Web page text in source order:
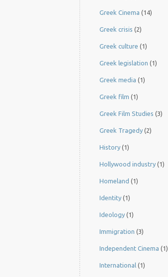
Greek Cinema (14)
Greek crisis (2)
Greek culture (1)
Greek legislation (1)
Greek media (1)
Greek film (1)
Greek Film Studies (3)
Greek Tragedy (2)
History (1)
Hollywood industry (1)
Homeland (1)
Identity (1)
Ideology (1)
Immigration (3)
Independent Cinema (1)
International (1)